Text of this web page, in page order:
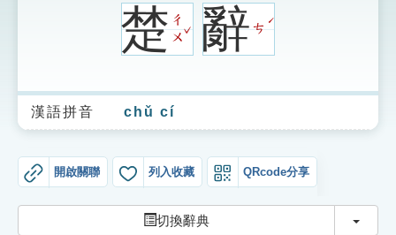
生字詞彙表
成語故事
索引選單
楚ㄔ
ㄨ
ˇ辭ㄘ
ˊ
漢語拼音 chǔ cí
開啟關聯 列入收藏 QRcode分享
切換辭典 切換